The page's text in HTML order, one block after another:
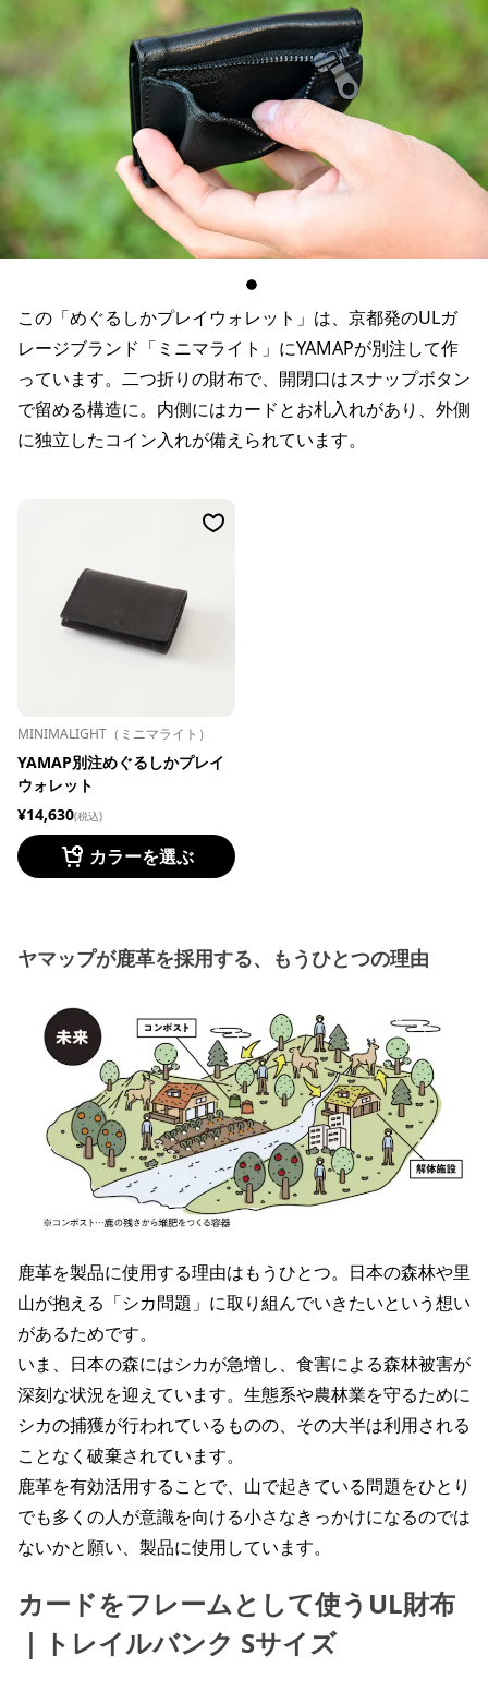
この「めぐるしかプレイウォレット」は、京都発のULガ
レージブランド「ミニマライト」にYAMAPが別注して作
っています。二つ折りの財布で、開閉口はスナップボタン
で留める構造に。内側にはカードとお札入れがあり、外側
に独立したコイン入れが備えられています。
MINIMALIGHT（ミニマライト）
YAMAP別注めぐるしかプレイ
ウォレット
¥14,630(税込)
カラーを選ぶ
ヤマップが鹿革を採用する、もうひとつの理由
鹿革を製品に使用する理由はもうひとつ。日本の森林や里
山が抱える「シカ問題」に取り組んでいきたいという想い
があるためです。
いま、日本の森にはシカが急増し、食害による森林被害が
深刻な状況を迎えています。生態系や農林業を守るために
シカの捕獲が行われているものの、その大半は利用される
ことなく破棄されています。
鹿革を有効活用することで、山で起きている問題をひとり
でも多くの人が意識を向ける小さなきっかけになるのでは
ないかと願い、製品に使用しています。
カードをフレームとして使うUL財布
｜トレイルバンク Sサイズ